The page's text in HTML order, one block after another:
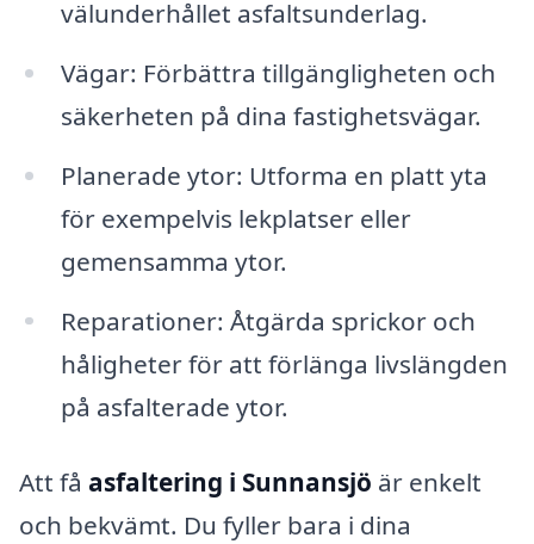
välunderhållet asfaltsunderlag.
Vägar: Förbättra tillgängligheten och
säkerheten på dina fastighetsvägar.
Planerade ytor: Utforma en platt yta
för exempelvis lekplatser eller
gemensamma ytor.
Reparationer: Åtgärda sprickor och
håligheter för att förlänga livslängden
på asfalterade ytor.
Att få asfaltering i Sunnansjö är enkelt
och bekvämt. Du fyller bara i dina